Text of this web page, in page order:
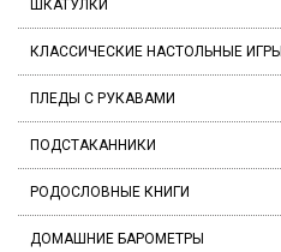
ШКАТУЛКИ
КЛАССИЧЕСКИЕ НАСТОЛЬНЫЕ ИГРЫ
ПЛЕДЫ С РУКАВАМИ
ПОДСТАКАННИКИ
РОДОСЛОВНЫЕ КНИГИ
ДОМАШНИЕ БАРОМЕТРЫ